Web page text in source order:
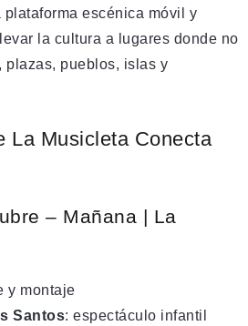
escénica móvil y
la cultura a lugares donde no
plazas, pueblos, islas y
La Musicleta Conecta
– Mañana | La
y montaje
Santos: espectáculo infantil